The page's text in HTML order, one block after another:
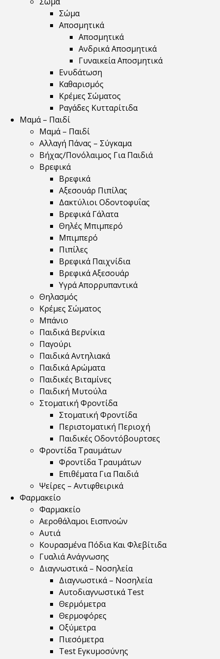
Σώμα
Αποσμητικά
Αποσμητικά
Ανδρικά Αποσμητικά
Γυναικεία Αποσμητικά
Ενυδάτωση
Καθαρισμός
Κρέμες Σώματος
Ραγάδες Κυτταρίτιδα
Μαμά – Παιδί
Μαμά – Παιδί
Αλλαγή Πάνας – Σύγκαμα
Βήχας/Πονόλαιμος Για Παιδιά
Βρεφικά
Βρεφικά
Αξεσουάρ Πιπίλας
Δακτύλιοι Οδοντοφυΐας
Βρεφικά Γάλατα
Θηλές Μπιμπερό
Μπιμπερό
Πιπίλες
Βρεφικά Παιχνίδια
Βρεφικά Αξεσουάρ
Υγρά Απορρυπαντικά
Θηλασμός
Κρέμες Σώματος
Μπάνιο
Παιδικά Βερνίκια
Παγούρι
Παιδικά Αντηλιακά
Παιδικά Αρώματα
Παιδικές Βιταμίνες
Παιδική Μυτούλα
Στοματική Φροντίδα
Στοματική Φροντίδα
Περιστοματική Περιοχή
Παιδικές Οδοντόβουρτσες
Φροντίδα Τραυμάτων
Φροντίδα Τραυμάτων
Επιθέματα Για Παιδιά
Ψείρες – Αντιφθειρικά
Φαρμακείο
Φαρμακείο
Αεροθάλαμοι Εισπνοών
Αυτιά
Κουρασμένα Πόδια Και Φλεβίτιδα
Γυαλιά Ανάγνωσης
Διαγνωστικά – Νοσηλεία
Διαγνωστικά – Νοσηλεία
Αυτοδιαγνωστικά Test
Θερμόμετρα
Θερμοφόρες
Οξύμετρα
Πιεσόμετρα
Test Εγκυμοσύνης